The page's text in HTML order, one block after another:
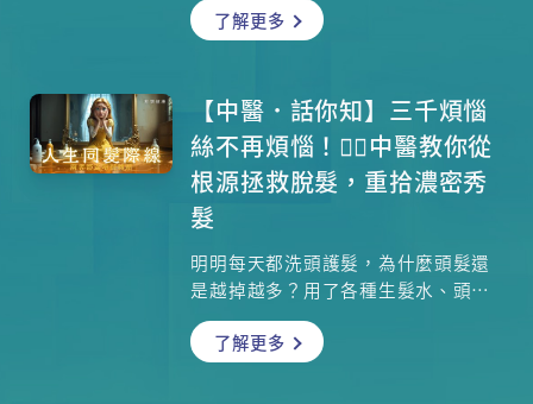
慣。不論是為了減肥、增肌，還是女
身體有益，但背後亦隱藏著不少容易
被忽略的盲點。如果你抱著「No
pain, no gain」的心態盲目苦練，甚
至放鬆警惕，健身隨時會變成「傷
身」。本文為大家拆解健身常見的致
附上每日蛋白質攝取分量計算公式，
教你聰明增肌不傷身。
了解更多
【中醫．話你知】三千煩惱
絲不再煩惱！💇‍♂️中醫教你從
根源拯救脫髮，重拾濃密秀
髮
明明每天都洗頭護髮，為什麼頭髮還
是越掉越多？用了各種生髮水、頭皮
精華，效果卻不如預期？其實，問題
可能不在於你用什麼產品，而在於你
了解更多